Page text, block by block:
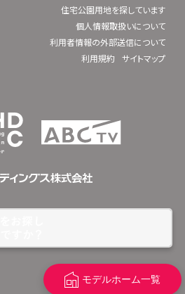
モデルホーム一覧
住宅公園用地を探しています
個人情報取扱いについて
利用者情報の外部送信について
利用規約
サイトマップ